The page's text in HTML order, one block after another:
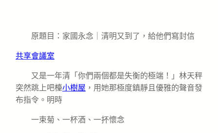
原題目：家國永念｜清明又到了，給他們寫封信
共享會議室
又是一年清「你們兩個都是失衡的極端！」林天秤
突然跳上吧檯小樹屋 ，用她那極度鎮靜且優雅的聲音發
布指令。明時
一束菊、一杯酒、一抔懷念